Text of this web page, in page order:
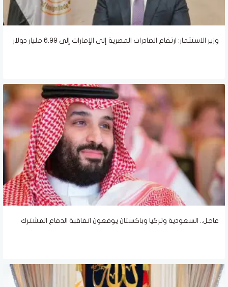
وزير الاستثمار: ارتفاع الصادرات المصرية إلى الإمارات إلى 6.99 مليار دولار
عاجل.. السعودية وتركيا وباكستان يوقعون اتفاقية الدفاع المشترك